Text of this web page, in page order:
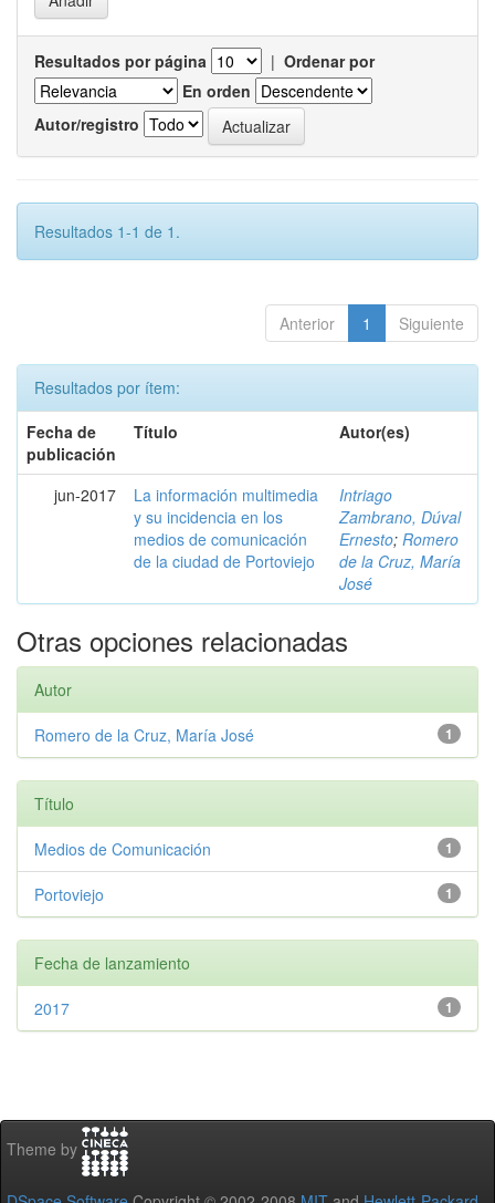
Resultados por página | Ordenar por
En orden
Autor/registro
Resultados 1-1 de 1.
Anterior 1 Siguiente
Resultados por ítem:
Fecha de
publicación
Título Autor(es)
jun-2017
La información multimedia
y su incidencia en los
medios de comunicación
de la ciudad de Portoviejo
Intriago
Zambrano, Dúval
Ernesto; Romero
de la Cruz, María
José
Otras opciones relacionadas
Autor
1
Romero de la Cruz, María José
Título
1
Medios de Comunicación
1
Portoviejo
Fecha de lanzamiento
1
2017
Theme by